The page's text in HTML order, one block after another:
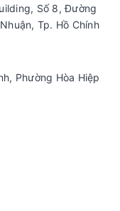
Số 8, Đường
Tp. Hồ Chính
Phường Hòa Hiệp